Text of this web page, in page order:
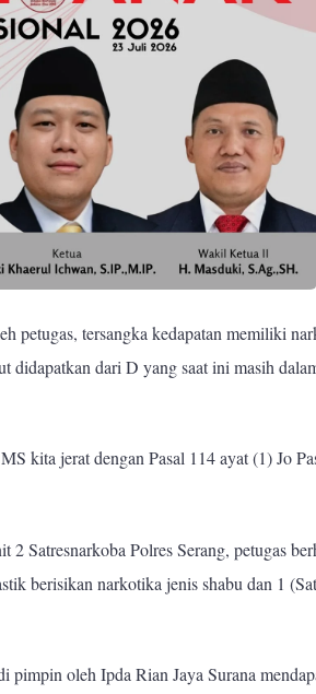
petugas, tersangka kedapatan memiliki
didapatkan dari D yang saat ini masih
kita jerat dengan Pasal 114 ayat (1) Jo
Satresnarkoba Polres Serang, petugas
berisikan narkotika jenis shabu dan 1
pimpin oleh Ipda Rian Jaya Surana